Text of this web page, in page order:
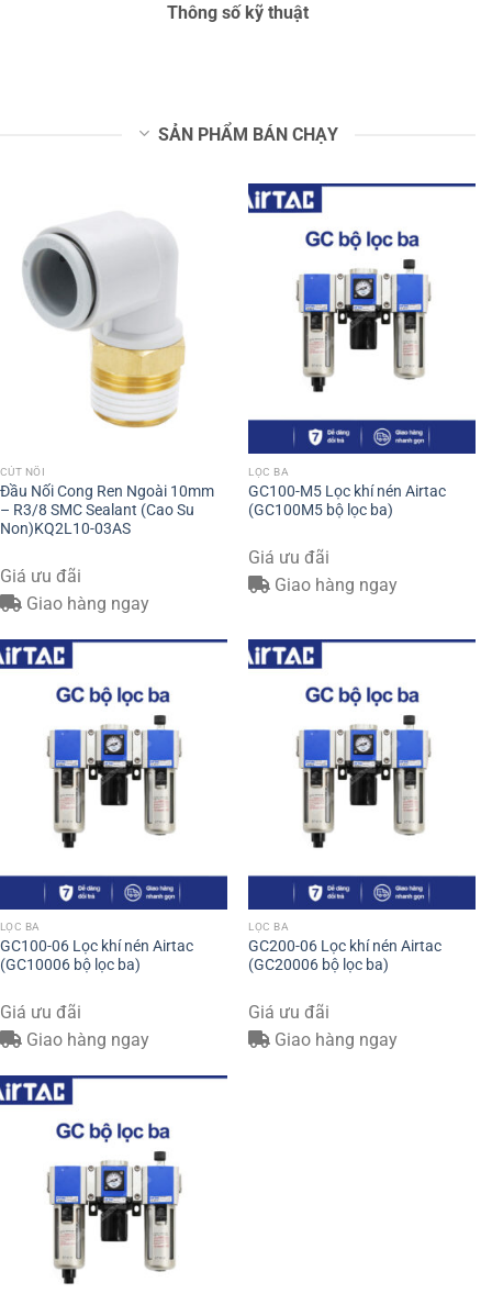
Thông số kỹ thuật
SẢN PHẨM BÁN CHẠY
CÚT NỐI
Đầu Nối Cong Ren Ngoài 10mm
– R3/8 SMC Sealant (Cao Su
Non)KQ2L10-03AS
Giá ưu đãi
Giao hàng ngay
LỌC BA
GC100-M5 Lọc khí nén Airtac
(GC100M5 bộ lọc ba)
Giá ưu đãi
Giao hàng ngay
LỌC BA
GC100-06 Lọc khí nén Airtac
(GC10006 bộ lọc ba)
Giá ưu đãi
Giao hàng ngay
LỌC BA
GC200-06 Lọc khí nén Airtac
(GC20006 bộ lọc ba)
Giá ưu đãi
Giao hàng ngay